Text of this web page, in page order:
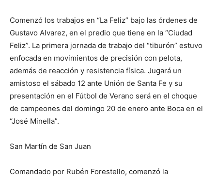
Comenzó los trabajos en “La Feliz” bajo las órdenes de
Gustavo Alvarez, en el predio que tiene en la “Ciudad
Feliz”. La primera jornada de trabajo del “tiburón” estuvo
enfocada en movimientos de precisión con pelota,
además de reacción y resistencia física. Jugará un
amistoso el sábado 12 ante Unión de Santa Fe y su
presentación en el Fútbol de Verano será en el choque
de campeones del domingo 20 de enero ante Boca en el
“José Minella”.
San Martín de San Juan
Comandado por Rubén Forestello, comenzó la